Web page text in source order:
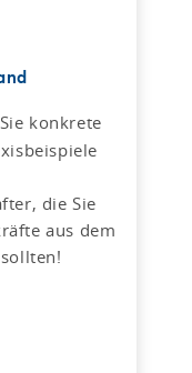
konkrete
die Sie
aus dem